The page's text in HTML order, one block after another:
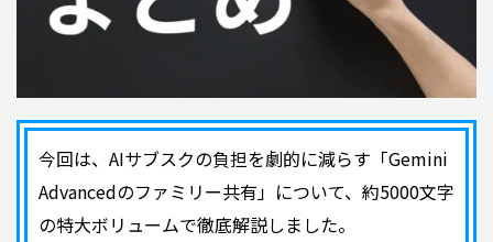
今回は、AIサブスクの負担を劇的に減らす「Gemini
Advancedのファミリー共有」について、約5000文字
の特大ボリュームで徹底解説しました。